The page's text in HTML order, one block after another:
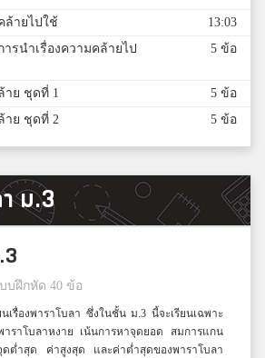
ล้ายไปใช้
13:03
รนำเรื่องความคล้ายไป
5 ข้อ
ย ชุดที่ 1
5 ข้อ
าย ชุดที่ 2
5 ข้อ
ม.3
บฝึกหัด 40 ข้อ
เรื่องพาราโบลา ซึ่งในชั้น ม.3 นี้จะเรียนเฉพาะ
ราโบลาหงาย เน้นการหาจุดยอด สมการแกน
ต่ำสุด ค่าสูงสุด และค่าต่ำสุดของพาราโบลา